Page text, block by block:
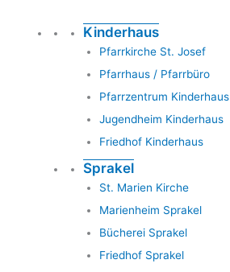
Kinderhaus
Pfarrkirche St. Josef
Pfarrhaus / Pfarrbüro
Pfarrzentrum Kinderhaus
Jugendheim Kinderhaus
Friedhof Kinderhaus
Sprakel
St. Marien Kirche
Marienheim Sprakel
Bücherei Sprakel
Friedhof Sprakel